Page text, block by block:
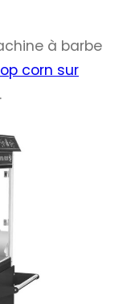
à barbe
corn sur
.